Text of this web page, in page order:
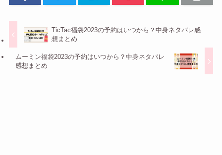
TicTac福袋2023の予約はいつから？中身ネタバレ感
想まとめ
ムーミン福袋2023の予約はいつから？中身ネタバレ
感想まとめ